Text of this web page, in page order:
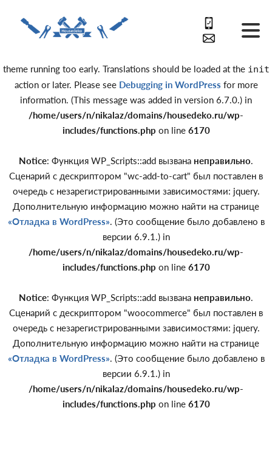
Notice: Function _load_textdomain_just_in_time was called
incorrectly . Translation loading for the
domain was triggered
theme running too early. Translations should be loaded at the init
action or later. Please see Debugging in WordPress for more
information. (This message was added in version 6.7.0.) in
/home/users/n/nikalaz/domains/housedeko.ru/wp-
includes/functions.php on line 6170
Notice: Функция WP_Scripts::add вызвана неправильно.
Сценарий с дескриптором "wc-add-to-cart" был поставлен в
очередь с незарегистрированными зависимостями: jquery.
Дополнительную информацию можно найти на странице
«Отладка в WordPress». (Это сообщение было добавлено в
версии 6.9.1.) in
/home/users/n/nikalaz/domains/housedeko.ru/wp-
includes/functions.php on line 6170
Notice: Функция WP_Scripts::add вызвана неправильно.
Сценарий с дескриптором "woocommerce" был поставлен в
очередь с незарегистрированными зависимостями: jquery.
Дополнительную информацию можно найти на странице
«Отладка в WordPress». (Это сообщение было добавлено в
версии 6.9.1.) in
/home/users/n/nikalaz/domains/housedeko.ru/wp-
includes/functions.php on line 6170